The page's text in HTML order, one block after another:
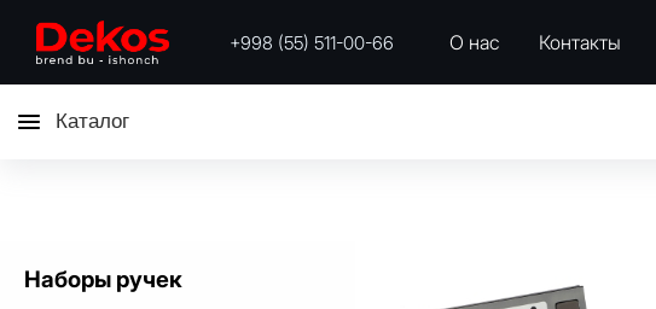
+998 (55) 511-00-66 О нас Контакты
Каталог
Наборы ручек